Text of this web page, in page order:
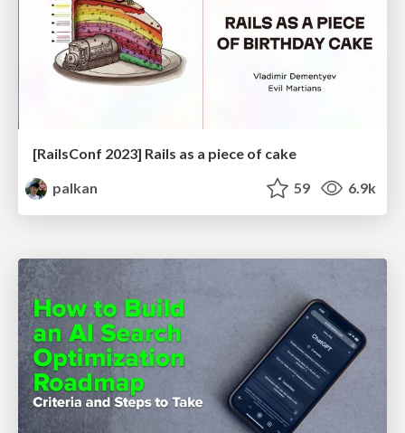
[RailsConf 2023] Rails as a piece of cake
palkan
59 6.9k